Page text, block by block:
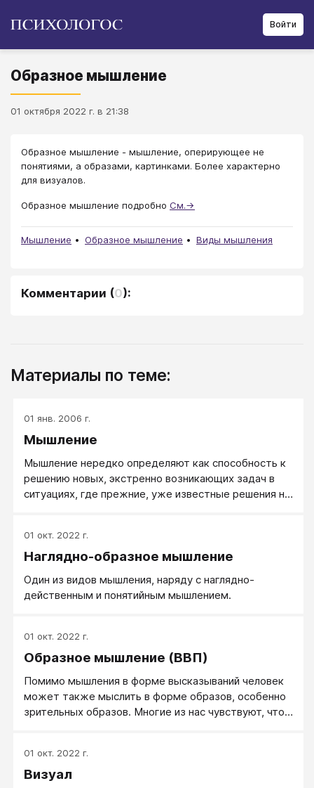
Войти
Образное мышление
01 октября 2022 г. в 21:38
Образное мышление - мышление, оперирующее не
понятиями, а образами, картинками. Более характерно
для визуалов.
Образное мышление подробно См.→
Мышление Образное мышление Виды мышления
Комментарии (0):
Материалы по теме:
01 янв. 2006 г.
Мышление
Мышление нередко определяют как способность к
решению новых, экстренно возникающих задач в
ситуациях, где прежние, уже известные решения не
справляться с такими задачами, но это не значит,
что если кто-то не нашел творческого решения в
отсутствовало. В своих простейших формах
мышление, как процесс, это всего лишь
образов и ощущений.
01 окт. 2022 г.
Наглядно-образное мышление
Один из видов мышления, наряду с наглядно-
действенным и понятийным мышлением.
01 окт. 2022 г.
Образное мышление (ВВП)
Помимо мышления в форме высказываний человек
может также мыслить в форме образов, особенно
зрительных образов. Многие из нас чувствуют, что
восприятия или их фрагменты и затем оперируем
ими как реальным перцептом. Чтобы оценить этот
01 окт. 2022 г.
Визуал